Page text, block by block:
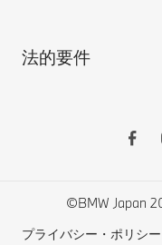
BMW Motorrad
BMWタイヤ＆ホイール
BMWファイナンシャ
新車在庫検索
BMWの電気自動車
エコカー減税および補
法的要件
©BMW Japan
プライバシー・ポリシー